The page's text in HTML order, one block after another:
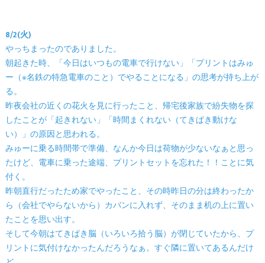
8/2(火)
やっちまったのでありました。
朝起きた時、「今日はいつもの電車で行けない」「プリントはみゅ
ー（※名鉄の特急電車のこと）でやることになる」の思考が持ち上が
る。
昨夜会社の近くの花火を見に行ったこと、帰宅後家族で紛失物を探
したことが「起きれない」「時間まくれない（てきぱき動けな
い）」の原因と思われる。
みゅーに乗る時間帯で準備、なんか今日は荷物が少ないなぁと思っ
たけど、電車に乗った途端、プリントセットを忘れた！！ことに気
付く。
昨朝直行だったため家でやったこと、その時昨日の分は終わったか
ら（会社でやらないから）カバンに入れず、そのまま机の上に置い
たことを思い出す。
そして今朝はてきぱき脳（いろいろ拾う脳）が閉じていたから、プ
リントに気付けなかったんだろうなぁ。すぐ隣に置いてあるんだけ